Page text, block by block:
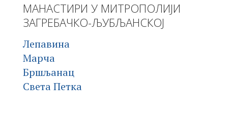
МАНАСТИРИ У МИТРОПОЛИЈИ
ЗАГРЕБАЧКО-ЉУБЉАНСКОЈ
Лепавина
Марча
Бршљанац
Света Петка